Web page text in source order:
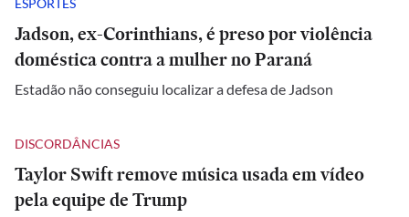
Jadson, ex-Corinthians, é preso por violência
doméstica contra a mulher no Paraná
Estadão não conseguiu localizar a defesa de Jadson
DISCORDÂNCIAS
Taylor Swift remove música usada em vídeo
pela equipe de Trump